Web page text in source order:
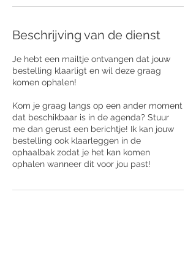
Beschrijving van de dienst
Je hebt een mailtje ontvangen dat jouw
bestelling klaarligt en wil deze graag
komen ophalen!
Kom je graag langs op een ander moment
dat beschikbaar is in de agenda? Stuur
me dan gerust een berichtje! Ik kan jouw
bestelling ook klaarleggen in de
ophaalbak zodat je het kan komen
ophalen wanneer dit voor jou past!